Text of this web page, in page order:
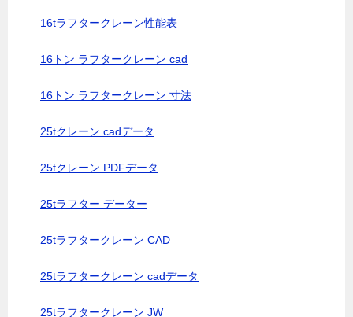
16tラフタークレーン性能表
16トン ラフタークレーン cad
16トン ラフタークレーン 寸法
25tクレーン cadデータ
25tクレーン PDFデータ
25tラフター データー
25tラフタークレーン CAD
25tラフタークレーン cadデータ
25tラフタークレーン JW